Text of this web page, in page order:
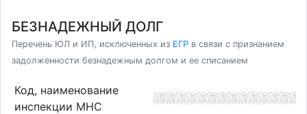
БЕЗНАДЕЖНЫЙ ДОЛГ
Перечень ЮЛ и ИП, исключенных из ЕГР в связи с признанием
задолженности безнадежным долгом и ее списанием
Код, наименование
инспекции МНС